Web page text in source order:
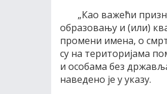
„Као важећи
образовању и (или)
промени имена, о
су на територијама
и особама без
наведено је у указу.